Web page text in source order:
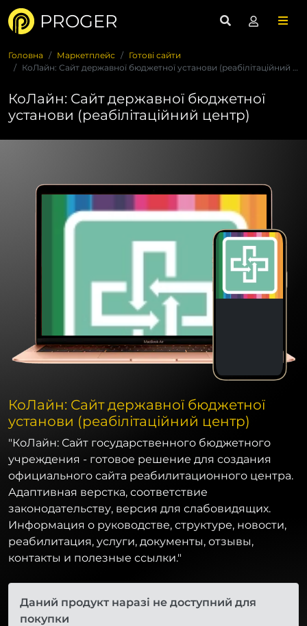
PROGER
Головна Маркетплейс
Готові сайти
КоЛайн: Сайт державної бюджетної установи (реабілітаційний ц...
КоЛайн: Сайт державної бюджетної
установи (реабілітаційний центр)
КоЛайн: Сайт державної бюджетної
установи (реабілітаційний центр)
"КоЛайн: Сайт государственного бюджетного
учреждения - готовое решение для создания
официального сайта реабилитационного центра.
Адаптивная верстка, соответствие
законодательству, версия для слабовидящих.
Информация о руководстве, структуре, новости,
реабилитация, услуги, документы, отзывы,
контакты и полезные ссылки."
Даний продукт наразі не доступний для
покупки